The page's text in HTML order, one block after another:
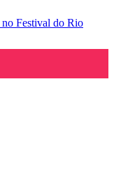
no Festival do Rio